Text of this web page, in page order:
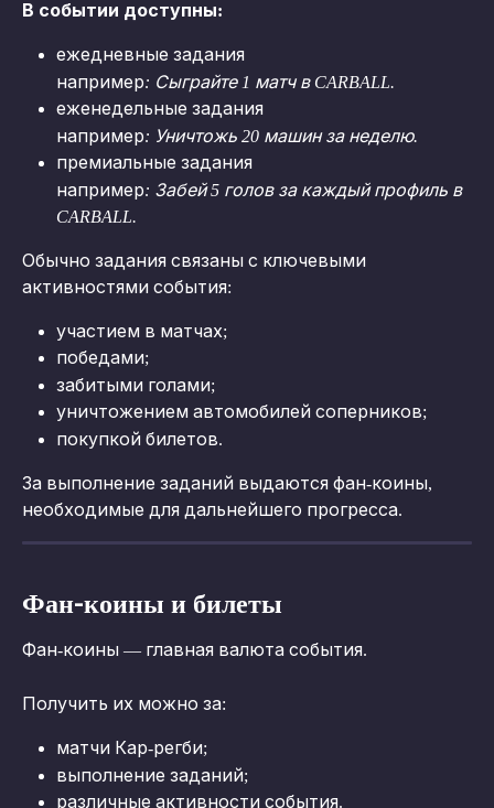
В событии доступны:
ежедневные задания
например: Сыграйте 1 матч в CARBALL.
еженедельные задания
например: Уничтожь 20 машин за неделю.
премиальные задания
например: Забей 5 голов за каждый профиль в
CARBALL.
Обычно задания связаны с ключевыми
активностями события:
участием в матчах;
победами;
забитыми голами;
уничтожением автомобилей соперников;
покупкой билетов.
За выполнение заданий выдаются фан-коины,
необходимые для дальнейшего прогресса.
Фан-коины и билеты
Фан-коины — главная валюта события.
Получить их можно за:
матчи Кар-регби;
выполнение заданий;
различные активности события.